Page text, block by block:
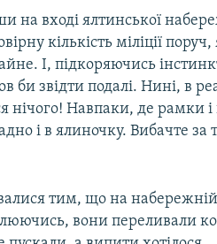
на вході ялтинської
кількість міліції
І, підкоряючись
звідти подалі. Нині, в
нічого! Навпаки, де рамки і
і в ялиночку. Вибачте за
тим, що на набережній
вони переливали